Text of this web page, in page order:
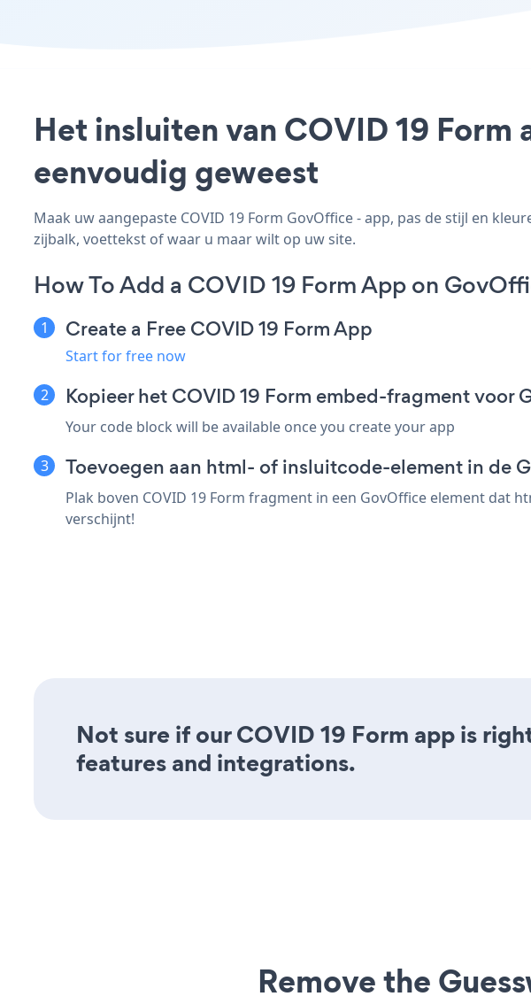
Het insluiten van COVID 19
eenvoudig geweest
Maak uw aangepaste COVID 19 Form GovOffice - app, pas de stijl en
zijbalk, voettekst of waar u maar wilt op uw site.
How To Add a COVID 19 Form App on
Create a Free COVID 19 Form App
Start for free now
Kopieer het COVID 19 Form embed-fragment voor
Your code block will be available once you create your app
Toevoegen aan html- of insluitcode-element in de
Plak boven COVID 19 Form fragment in een GovOffice element dat
verschijnt!
Not sure if our COVID 19 Form app is
features and integrations.
Remove the